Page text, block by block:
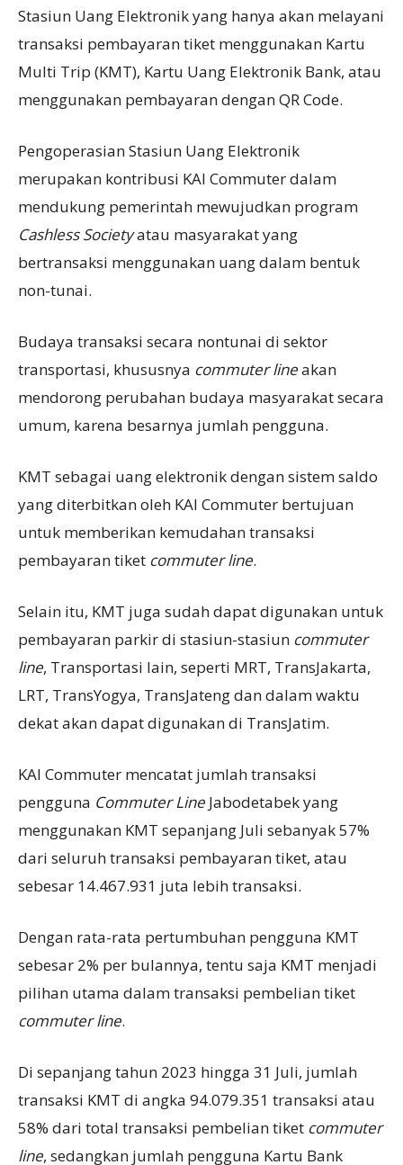
Stasiun Uang Elektronik yang hanya akan melayani
transaksi pembayaran tiket menggunakan Kartu
Multi Trip (KMT), Kartu Uang Elektronik Bank, atau
menggunakan pembayaran dengan QR Code.
Pengoperasian Stasiun Uang Elektronik
merupakan kontribusi KAI Commuter dalam
mendukung pemerintah mewujudkan program
Cashless Societyatau masyarakat yang
bertransaksi menggunakan uang dalam bentuk
non-tunai.
Budaya transaksi secara nontunai di sektor
transportasi, khususnya commuter lineakan
mendorong perubahan budaya masyarakat secara
umum, karena besarnya jumlah pengguna.
KMT sebagai uang elektronik dengan sistem saldo
yang diterbitkan oleh KAI Commuter bertujuan
untuk memberikan kemudahan transaksi
pembayaran tiket commuter line.
Selain itu, KMT juga sudah dapat digunakan untuk
pembayaran parkir di stasiun-stasiun commuter
line, Transportasi lain, seperti MRT, TransJakarta,
LRT, TransYogya, TransJateng dan dalam waktu
dekat akan dapat digunakan di TransJatim.
KAI Commuter mencatat jumlah transaksi
pengguna Commuter Line Jabodetabek yang
menggunakan KMT sepanjang Juli sebanyak 57%
dari seluruh transaksi pembayaran tiket, atau
sebesar 14.467.931 juta lebih transaksi.
Dengan rata-rata pertumbuhan pengguna KMT
sebesar 2% per bulannya, tentu saja KMT menjadi
pilihan utama dalam transaksi pembelian tiket
commuter line.
Di sepanjang tahun 2023 hingga 31 Juli, jumlah
transaksi KMT di angka 94.079.351 transaksi atau
58% dari total transaksi pembelian tiket commuter
line, sedangkan jumlah pengguna Kartu Bank